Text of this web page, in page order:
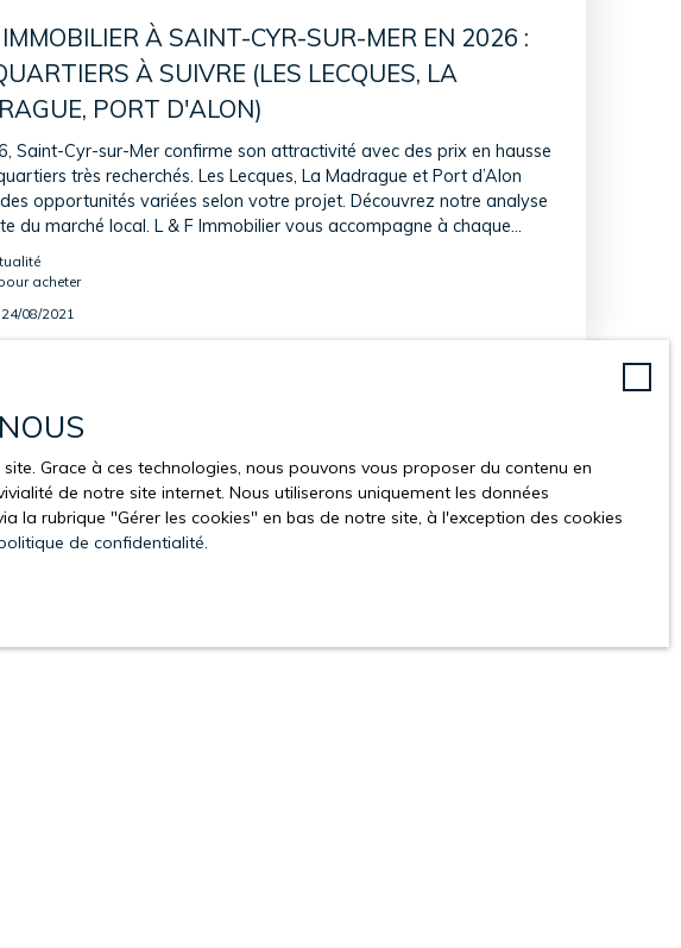
À SAINT-CYR-SUR-MER EN 2026 :
À SUIVRE (LES LECQUES, LA
PORT D'ALON)
Saint-Cyr-sur-Mer confirme son attractivité avec des prix en hausse
très recherchés. Les Lecques, La Madrague et Port d’Alon
opportunités variées selon votre projet. Découvrez notre analyse
du marché local. L & F Immobilier vous accompagne à chaque
acheter
08/2021
Grace à ces technologies, nous pouvons vous proposer du contenu en
de notre site internet. Nous utiliserons uniquement les données
rubrique ″Gérer les cookies″ en bas de notre site, à l'exception des cookies
de confidentialité.